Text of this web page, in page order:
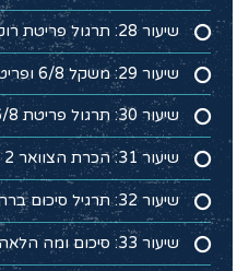
שיעור 28: תרגול פריטת רוק 3
שיעור 29: משקל 6/8 ופריטת 6/8
שיעור 30: תרגול פריטת 6/8
שיעור 31: הכרת הצוואר 2 משפחות
שיעור 32: תרגיל סיכום ברה 2 משפחות
שיעור 33: סיכום ומה הלאה